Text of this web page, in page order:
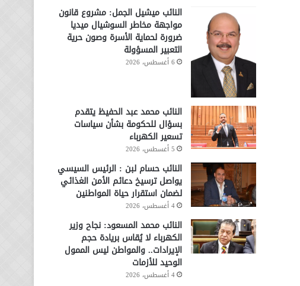
النائب ميشيل الجمل: مشروع قانون
مواجهة مخاطر السوشيال ميديا
ضرورة لحماية الأسرة وصون حرية
التعبير المسؤولة
6 أغسطس، 2026
النائب محمد عبد الحفيظ يتقدم
بسؤال للحكومة بشأن سياسات
تسعير الكهرباء
5 أغسطس، 2026
النائب حسام لبن : الرئيس السيسي
يواصل ترسيخ دعائم الأمن الغذائي
لضمان استقرار حياة المواطنين
4 أغسطس، 2026
النائب محمد المسعود: نجاح وزير
الكهرباء لا يُقاس بريادة حجم
الإيرادات.. والمواطن ليس الممول
الوحيد للأزمات
4 أغسطس، 2026